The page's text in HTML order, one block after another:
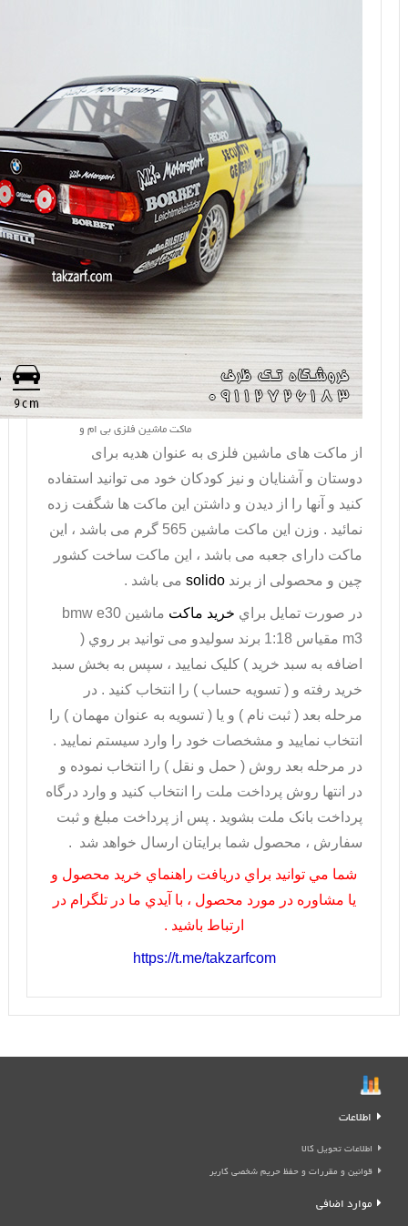
ماکت ماشین فلزی بی ام و
از ماکت های ماشین فلزی به عنوان هدیه برای
دوستان و آشنایان و نیز کودکان خود می توانید استفاده
کنید و آنها را از دیدن و داشتن این ماکت ها شگفت زده
نمائید . وزن این ماکت ماشین
565 گرم می باشد ، این
ماکت دارای جعبه می باشد ، این ماکت ساخت کشور
چین و محصولی از برند solido می باشد .
در صورت تمايل براي خريد ماکت ماشین bmw e30
m3
مقیاس 1:18 برند سولیدو می توانيد بر روي (
اضافه به سبد خريد ) کليک نماييد ، سپس به بخش سبد
خريد رفته و ( تسويه حساب ) را انتخاب کنيد . در
مرحله بعد ( ثبت نام ) و يا ( تسويه به عنوان مهمان ) را
انتخاب نماييد و مشخصات خود را وارد سيستم نماييد .
در مرحله بعد روش ( حمل و نقل ) را انتخاب نموده و
در انتها روش پرداخت ملت را انتخاب کنيد و وارد درگاه
پرداخت بانک ملت بشويد . پس از پرداخت مبلغ و ثبت
سفارش ، محصول شما برايتان ارسال خواهد شد .
شما مي توانيد براي دريافت راهنماي خريد محصول و
يا مشاوره در مورد محصول ، با آيدي ما در تلگرام در
ارتباط باشيد .
https://t.me/takzarfcom
اطلاعات
اطلاعات تحویل کالا
قوانین و مقررات و حفظ حریم شخصی کاربر
موارد اضافی